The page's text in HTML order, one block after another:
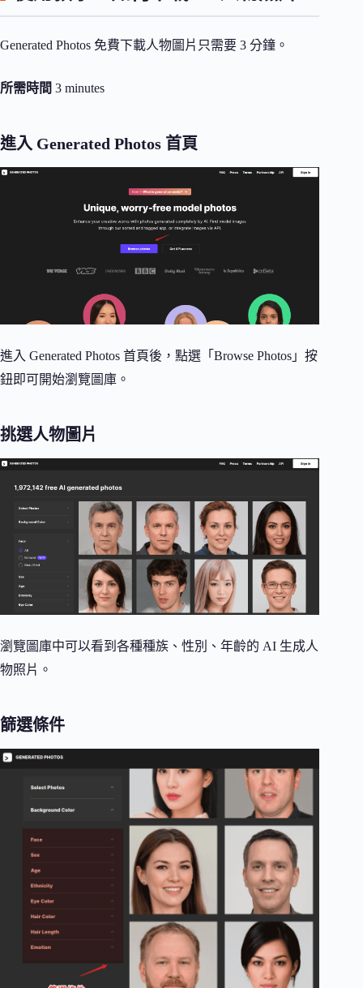
Generated Photos 免費下載人物圖片只需要 3 分鐘。
所需時間 3 minutes
進入 Generated Photos 首頁
進入 Generated Photos 首頁後，點選「Browse Photos」按
鈕即可開始瀏覽圖庫。
挑選人物圖片
瀏覽圖庫中可以看到各種種族、性別、年齡的 AI 生成人
物照片。
篩選條件